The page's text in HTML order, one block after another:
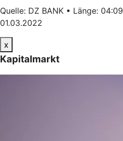
Quelle: DZ BANK • Länge:
01.03.2022
x
Kapitalmarkt